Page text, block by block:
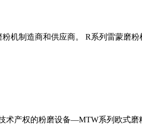
机制造商和供应商。 R系列雷蒙磨
产权的粉磨设备—MTW系列欧式